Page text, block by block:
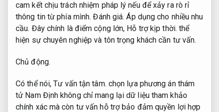
cam kết chịu trách nhiệm pháp lý nếu để xảy ra rò rỉ
thông tin từ phía mình.Đánh giá. Áp dụng cho nhiều nhu
cầu. Đây chính là điểm cộng lớn, Hỗ trợ kịp thời. thể
hiện sự chuyên nghiệp và tôn trọng khách cần tư vấn.
Chủ động.
Có thể nói,Tư vấn tận tâm. chọn lựa phương án thám
tử Nam Định không chỉ mang lại dữ liệu tham khảo
chính xác mà còn tư vấn hỗ trợ bảo đảm quyền lợi hợp